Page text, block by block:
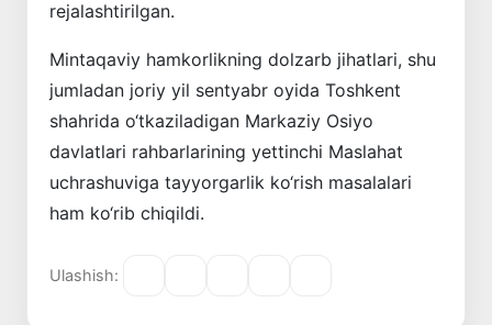
rejalashtirilgan.
Mintaqaviy hamkorlikning dolzarb jihatlari, shu
jumladan joriy yil sentyabr oyida Toshkent
shahrida o‘tkaziladigan Markaziy Osiyo
davlatlari rahbarlarining yettinchi Maslahat
uchrashuviga tayyorgarlik ko‘rish masalalari
ham ko‘rib chiqildi.
Ulashish: